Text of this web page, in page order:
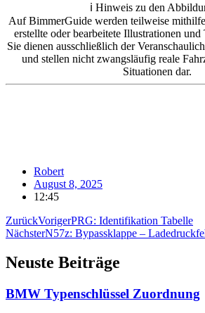
ℹ️ Hinweis zu den
Auf BimmerGuide werden teilweise
erstellte oder bearbeitete Illustrationen
Sie dienen ausschließlich der
und stellen nicht zwangsläufig reale
Situationen dar.
Robert
August 8, 2025
12:45
ZurückVorigerPRG: Identifikation Tabelle
NächsterN57z: Bypassklappe –
Neuste Beiträge
BMW Typenschlüssel Zuordnung